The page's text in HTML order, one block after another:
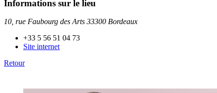
Informations sur le lieu
10, rue Faubourg des Arts 33300 Bordeaux
+33 5 56 51 04 73
Site internet
Retour